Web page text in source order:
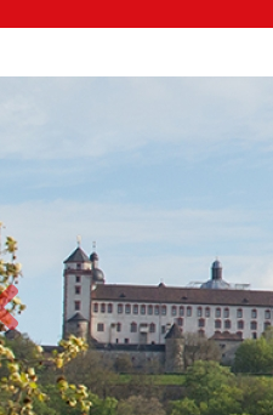
Zurück